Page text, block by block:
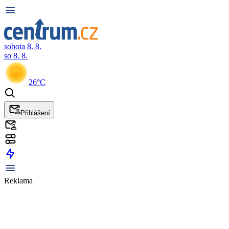
sobota 8. 8.
so 8. 8.
26°C
Přihlášení
Reklama